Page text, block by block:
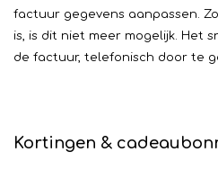
factuur gegevens aanpassen.
is, is dit niet meer mogelijk. Het
de factuur, telefonisch door te
Kortingen &